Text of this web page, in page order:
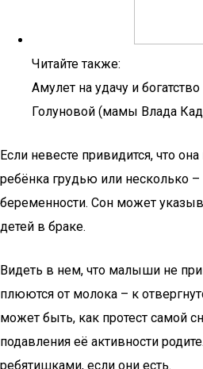
Читайте также:
Амулет на удачу и
Голуновой (мамы Влада
Если невесте привидится, что
ребёнка грудью или несколько –
беременности. Сон может
детей в браке.
Видеть в нем, что малыши не
плюются от молока – к
может быть, как протест самой
подавления её активности
ребятишками, если они есть.